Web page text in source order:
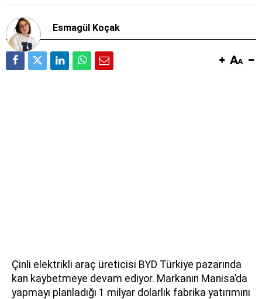
Esmagül Koçak
Çinli elektrikli araç üreticisi BYD Türkiye pazarında
kan kaybetmeye devam ediyor. Markanın Manisa’da
yapmayı planladığı 1 milyar dolarlık fabrika yatırımını